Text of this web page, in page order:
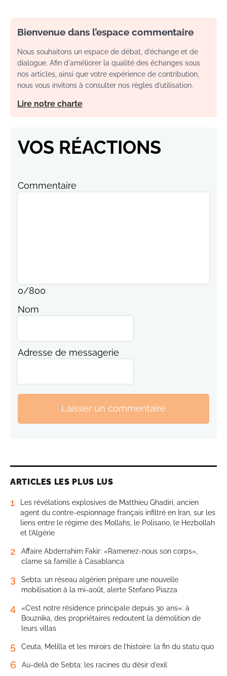
Bienvenue dans l’espace commentaire
Nous souhaitons un espace de débat, d’échange et de
dialogue. Afin d'améliorer la qualité des échanges sous
nos articles, ainsi que votre expérience de contribution,
nous vous invitons à consulter nos règles d’utilisation.
Lire notre charte
VOS RÉACTIONS
Commentaire
0/800
Nom
Adresse de messagerie
Laisser un commentaire
ARTICLES LES PLUS LUS
1
Les révélations explosives de Matthieu Ghadiri, ancien
agent du contre-espionnage français infiltré en Iran, sur les
liens entre le régime des Mollahs, le Polisario, le Hezbollah
et l’Algérie
2
Affaire Abderrahim Fakir: «Ramenez-nous son corps»,
clame sa famille à Casablanca
3
Sebta: un réseau algérien prépare une nouvelle
mobilisation à la mi-août, alerte Stefano Piazza
4
«C’est notre résidence principale depuis 30 ans»: à
Bouznika, des propriétaires redoutent la démolition de
leurs villas
5 Ceuta, Melilla et les miroirs de l’histoire: la fin du statu quo
6 Au-delà de Sebta: les racines du désir d’exil